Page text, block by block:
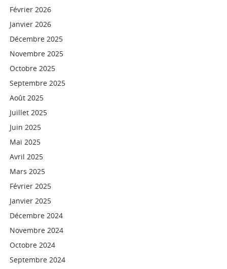
Février 2026
Janvier 2026
Décembre 2025
Novembre 2025
Octobre 2025
Septembre 2025
Août 2025
Juillet 2025
Juin 2025
Mai 2025
Avril 2025
Mars 2025
Février 2025
Janvier 2025
Décembre 2024
Novembre 2024
Octobre 2024
Septembre 2024